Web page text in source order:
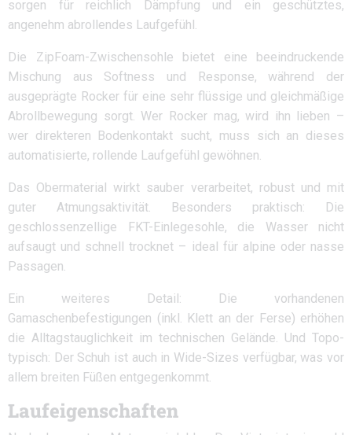
sorgen für reichlich Dämpfung und ein geschütztes,
angenehm abrollendes Laufgefühl.
Die ZipFoam-Zwischensohle bietet eine beeindruckende
Mischung aus Softness und Response, während der
ausgeprägte Rocker für eine sehr flüssige und gleichmäßige
Abrollbewegung sorgt. Wer Rocker mag, wird ihn lieben –
wer direkteren Bodenkontakt sucht, muss sich an dieses
automatisierte, rollende Laufgefühl gewöhnen.
Das Obermaterial wirkt sauber verarbeitet, robust und mit
guter Atmungsaktivität. Besonders praktisch: Die
geschlossenzellige FKT-Einlegesohle, die Wasser nicht
aufsaugt und schnell trocknet – ideal für alpine oder nasse
Passagen.
Ein weiteres Detail: Die vorhandenen
Gamaschenbefestigungen (inkl. Klett an der Ferse) erhöhen
die Alltagstauglichkeit im technischen Gelände. Und Topo-
typisch: Der Schuh ist auch in Wide-Sizes verfügbar, was vor
allem breiten Füßen entgegenkommt.
Laufeigenschaften